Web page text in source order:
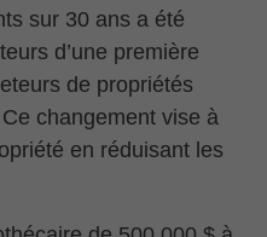
sur 30 ans a été
d’une première
de propriétés
changement vise à
en réduisant les